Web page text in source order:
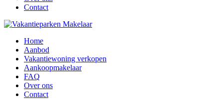
Contact
Home
Aanbod
Vakantiewoning verkopen
Aankoopmakelaar
FAQ
Over ons
Contact